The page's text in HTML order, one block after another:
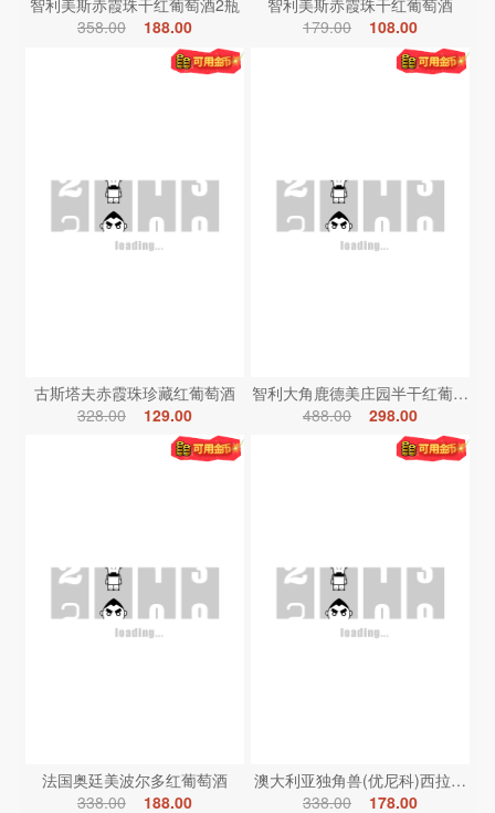
智利美斯赤霞珠干红葡萄酒2瓶
358.00
188.00
智利美斯赤霞珠干红葡萄酒
179.00
108.00
古斯塔夫赤霞珠珍藏红葡萄酒
328.00
129.00
智利大角鹿德美庄园半干红葡萄酒
488.00
298.00
法国奥廷美波尔多红葡萄酒
338.00
188.00
澳大利亚独角兽(优尼科)西拉红葡
338.00
178.00